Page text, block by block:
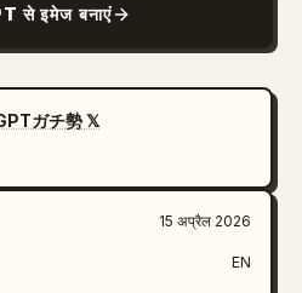
Premium",
"Lo-fi", "थ्रिलर", "हाल
से इमेज बनाएं
ガチ勢 𝕏
15 अप्रैल 2026
EN